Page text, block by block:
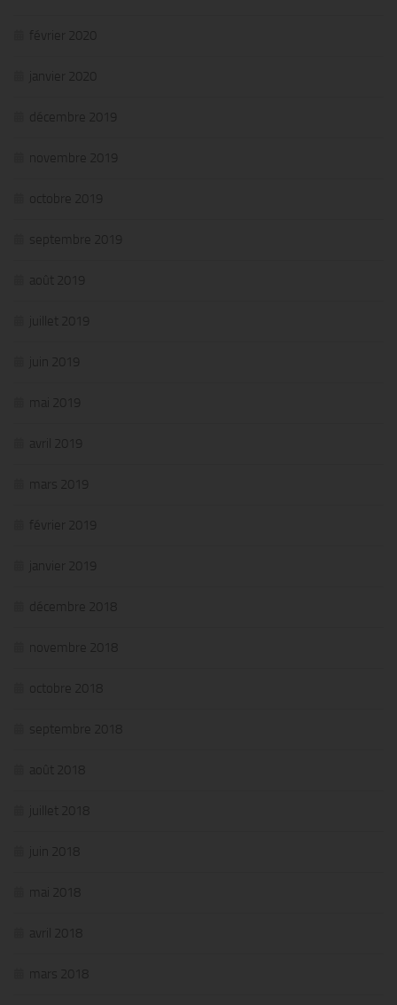
février 2020
janvier 2020
décembre 2019
novembre 2019
octobre 2019
septembre 2019
août 2019
juillet 2019
juin 2019
mai 2019
avril 2019
mars 2019
février 2019
janvier 2019
décembre 2018
novembre 2018
octobre 2018
septembre 2018
août 2018
juillet 2018
juin 2018
mai 2018
avril 2018
mars 2018